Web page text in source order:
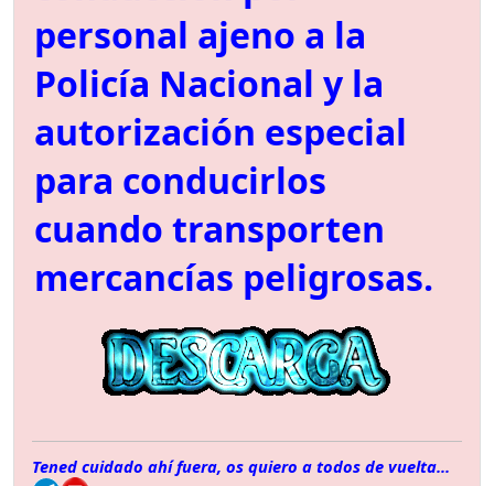
personal ajeno a la
Policía Nacional y la
autorización especial
para conducirlos
cuando transporten
mercancías peligrosas.
Tened cuidado ahí fuera, os quiero a todos de vuelta...